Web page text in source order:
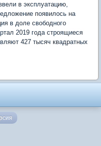
в эксплуатацию,
появилось на
в доле свободного
2019 года строящиеся
427 тысяч квадратных